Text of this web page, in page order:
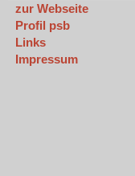
zur Webseite
Profil psb
Links
Impressum